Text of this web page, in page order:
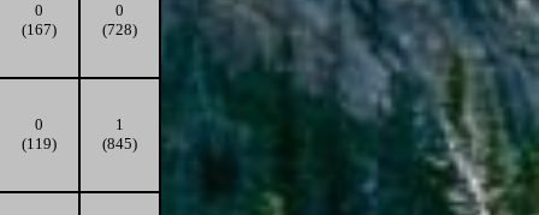
0
(167)
0
(728)
0
(119)
1
(845)